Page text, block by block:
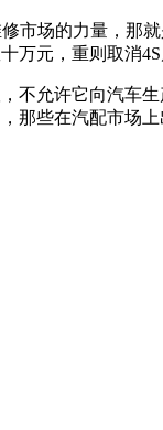
市场的力量，那
万元，重则取消4S
不允许它向汽车
那些在汽配市场